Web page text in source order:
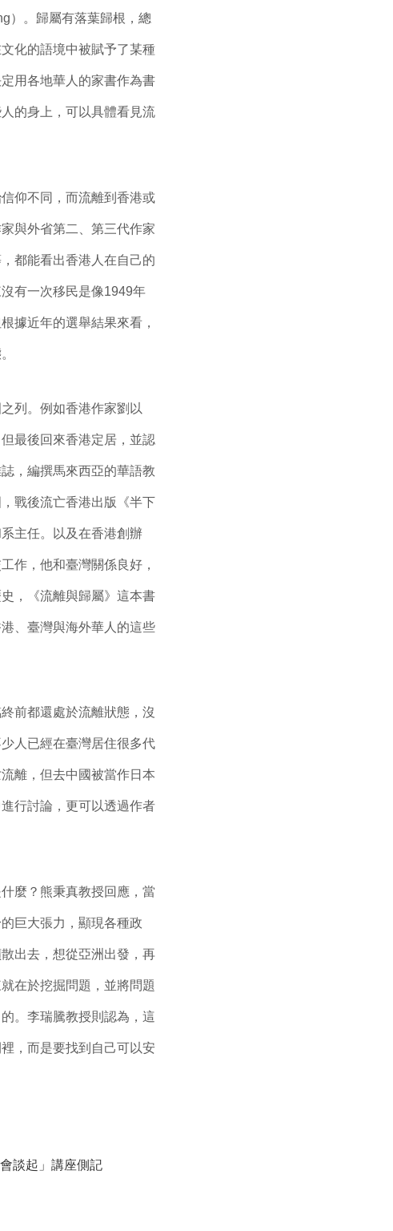
）。歸屬有落葉歸根，總
化的語境中被賦予了某種
用各地華人的家書作為書
的身上，可以具體看見流
仰不同，而流離到香港或
與外省第二、第三代作家
都能看出香港人在自己的
有一次移民是像1949年
據近年的選舉結果來看，
列。例如香港作家劉以
最後回來香港定居，並認
，編撰馬來西亞的華語教
戰後流亡香港出版《半下
主任。以及在香港創辦
作，他和臺灣關係良好，
，《流離與歸屬》這本書
、臺灣與海外華人的這些
前都還處於流離狀態，沒
人已經在臺灣居住很多代
離，但去中國被當作日本
行討論，更可以透過作者
麼？熊秉真教授回應，當
巨大張力，顯現各種政
出去，想從亞洲出發，再
在於挖掘問題，並將問題
。李瑞騰教授則認為，這
，而是要找到自己可以安
談起」講座側記